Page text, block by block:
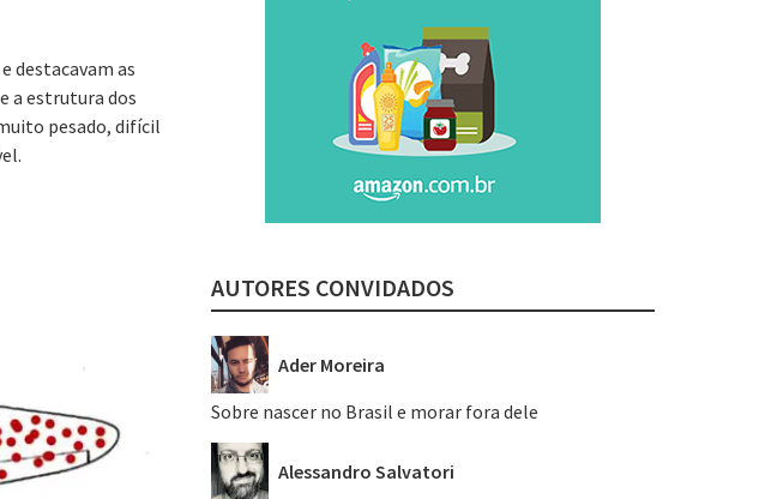
destacavam as
a estrutura dos
pesado, difícil
AUTORES CONVIDADOS
Ader Moreira
Sobre nascer no Brasil e morar fora dele
Alessandro Salvatori